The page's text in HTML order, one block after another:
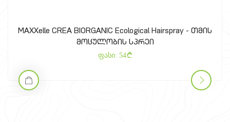
MAXXelle CREA BIORGANIC Ecological Hairspray - თმის
მოცულობის სპრეი
ფასი: 54